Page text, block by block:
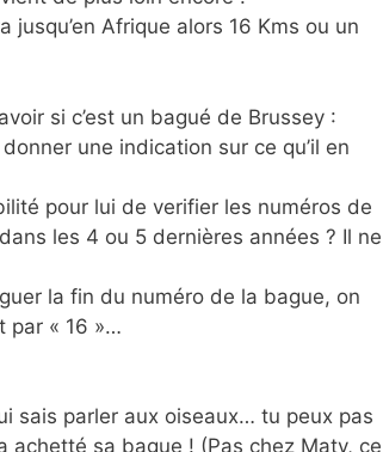
jusqu’en Afrique alors 16 Kms ou un
si c’est un bagué de Brussey :
une indication sur ce qu’il en
pour lui de verifier les numéros de
les 4 ou 5 dernières années ? Il ne
la fin du numéro de la bague, on
par « 16 »…
sais parler aux oiseaux… tu peux pas
achetté sa bague ! (Pas chez Maty, ce